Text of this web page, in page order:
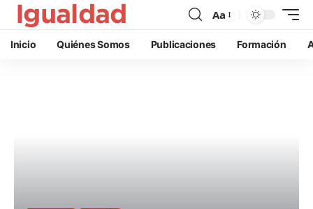
Aa
Inicio Quiénes Somos Publicaciones Formación